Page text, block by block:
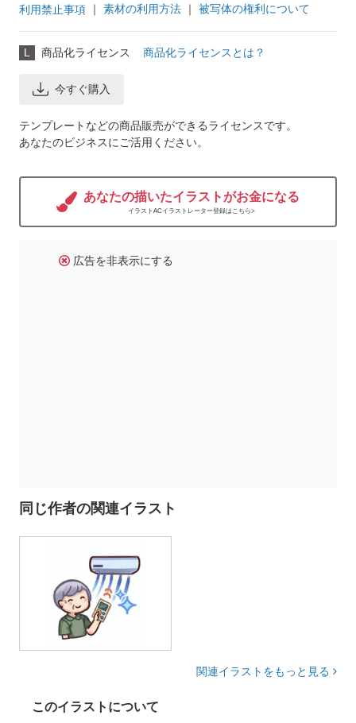
利用禁止事項 ｜ 素材の利用方法 ｜ 被写体の権利について
L 商品化ライセンス 商品化ライセンスとは？
今すぐ購入
テンプレートなどの商品販売ができるライセンスです。
あなたのビジネスにご活用ください。
あなたの描いたイラストがお金になる
イラストACイラストレーター登録はこちら>
広告を非表示にする
同じ作者の関連イラスト
関連イラストをもっと見る
このイラストについて